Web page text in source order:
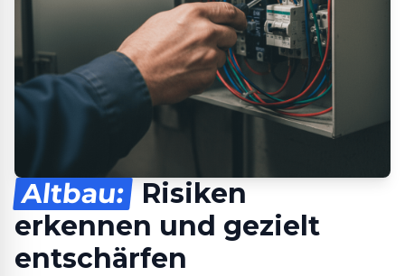
Altbau: Risiken
erkennen und gezielt
entschärfen